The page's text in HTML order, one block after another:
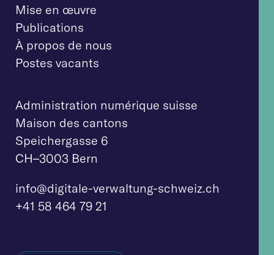
Mise en œuvre
Publications
À propos de nous
Postes vacants
Administration numérique suisse
Maison des cantons
Speichergasse 6
CH–3003 Bern
info@digitale-verwaltung-schweiz.ch
+41 58 464 79 21